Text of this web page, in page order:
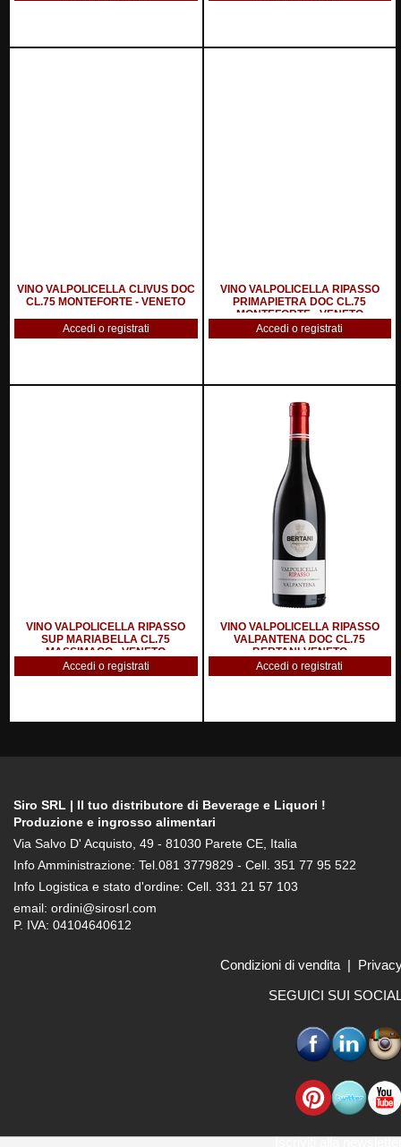
VINO VALPOLICELLA CLIVUS DOC
CL.75 MONTEFORTE - VENETO
Accedi o registrati
VINO VALPOLICELLA RIPASSO
PRIMAPIETRA DOC CL.75
MONTEFORTE - VENETO
Accedi o registrati
VINO VALPOLICELLA RIPASSO
SUP MARIABELLA CL.75
MASSIMAGO - VENETO
Accedi o registrati
VINO VALPOLICELLA RIPASSO
VALPANTENA DOC CL.75
BERTANI-VENETO
Accedi o registrati
Siro SRL | Il tuo distributore di Beverage e Liquori !
Produzione e ingrosso alimentari
Via Salvo D' Acquisto, 49 - 81030 Parete CE, Italia
Info Amministrazione: Tel.081 3779829 - Cell. 351 77 95 522
Info Logistica e stato d'ordine: Cell. 331 21 57 103
email: ordini@sirosrl.com
P. IVA: 04104640612
Condizioni di vendita |
SEGUICI SUI
Iscriviti alla